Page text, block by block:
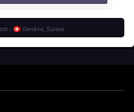
- Genève, Suisse